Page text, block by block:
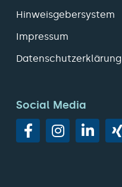
Hinweisgebersystem
Impressum
Datenschutzerklärung
Social Media